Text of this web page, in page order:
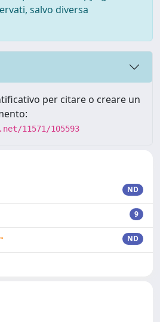
salvo diversa
per citare o creare un
11571/105593
ND
9
ND